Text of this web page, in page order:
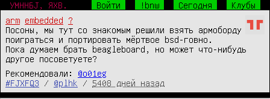
УМННБJ, ЯХВ. Войти !bnw Сегодня
Клубы
arm embedded
?
Посоны, мы тут со знакомым решили взять армоборду
поиграться и портировать мёртвое bsd-говно.
Пока думаем брать beagleboard, но может что-нибудь
другое посоветуете?
Рекомендовали: @o01eg
#FJXFQ3
/ @plhk / 5408 дней назад